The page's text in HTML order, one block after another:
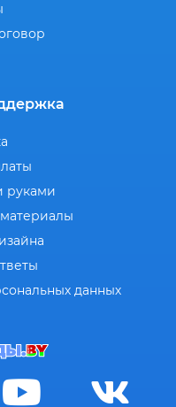
руками
данных